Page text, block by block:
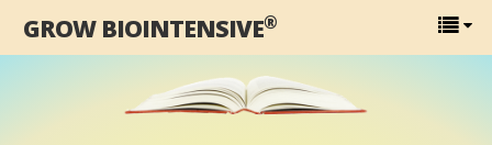
GROW BIOINTENSIVE®